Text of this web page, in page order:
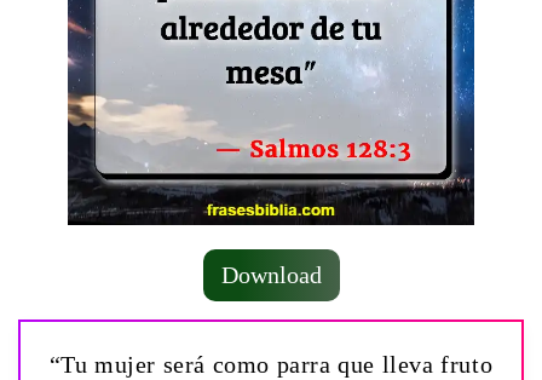
Download
“Tu mujer será como parra que lleva fruto